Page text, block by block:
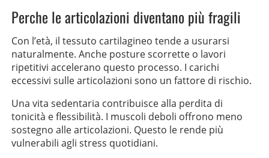
Perche le articolazioni diventano più fragili
Con l’età, il tessuto cartilagineo tende a usurarsi
naturalmente. Anche posture scorrette o lavori
ripetitivi accelerano questo processo. I carichi
eccessivi sulle articolazioni sono un fattore di rischio.
Una vita sedentaria contribuisce alla perdita di
tonicità e flessibilità. I muscoli deboli offrono meno
sostegno alle articolazioni. Questo le rende più
vulnerabili agli stress quotidiani.